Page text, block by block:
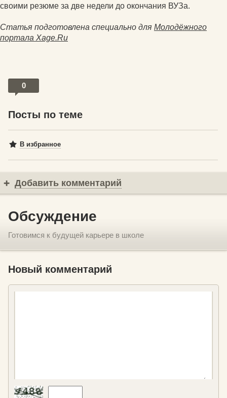
своими резюме за две недели до окончания ВУЗа.
Статья подготовлена специально для Молодёжного
портала Xage.Ru
0
Посты по теме
В избранное
Добавить комментарий
Обсуждение
Готовимся к будущей карьере в школе
Новый комментарий